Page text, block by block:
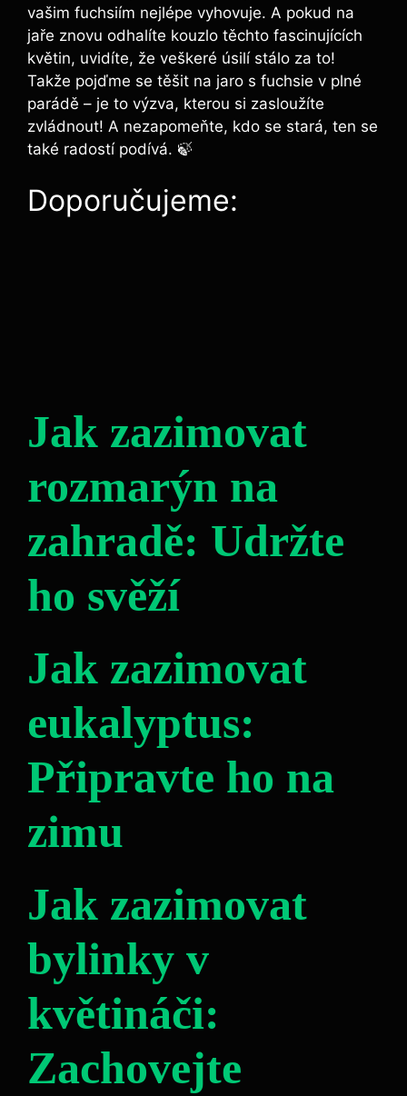
vašim fuchsiím nejlépe vyhovuje. A pokud na
jaře znovu odhalíte kouzlo těchto fascinujících
květin, uvidíte, že veškeré úsilí stálo za to!
Takže pojďme se těšit na jaro s fuchsie v plné
parádě – je to výzva, kterou si zasloužíte
zvládnout! A nezapomeňte, kdo se stará, ten se
také radostí podívá. 🍃
Doporučujeme:
Jak zazimovat
rozmarýn na
zahradě: Udržte
ho svěží
Jak zazimovat
eukalyptus:
Připravte ho na
zimu
Jak zazimovat
bylinky v
květináči:
Zachovejte